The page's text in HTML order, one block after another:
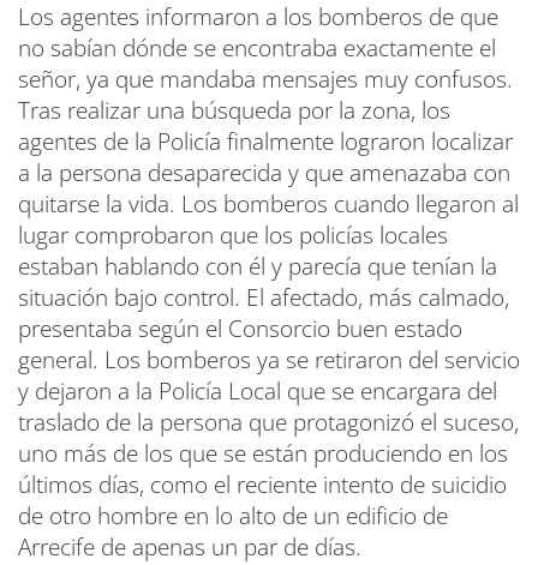
Los agentes informaron a los bomberos de que
no sabían dónde se encontraba exactamente el
señor, ya que mandaba mensajes muy confusos.
Tras realizar una búsqueda por la zona, los
agentes de la Policía finalmente lograron localizar
a la persona desaparecida y que amenazaba con
quitarse la vida. Los bomberos cuando llegaron al
lugar comprobaron que los policías locales
estaban hablando con él y parecía que tenían la
situación bajo control. El afectado, más calmado,
presentaba según el Consorcio buen estado
general. Los bomberos ya se retiraron del servicio
y dejaron a la Policía Local que se encargara del
traslado de la persona que protagonizó el suceso,
uno más de los que se están produciendo en los
últimos días, como el reciente intento de suicidio
de otro hombre en lo alto de un edificio de
Arrecife de apenas un par de días.